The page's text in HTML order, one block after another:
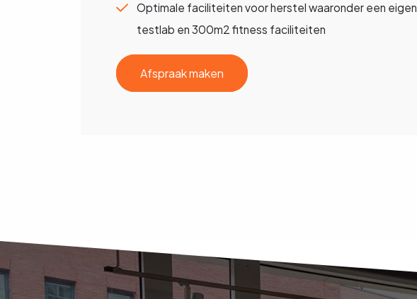
Optimale faciliteiten voor herstel waaronder een eigen
testlab en 300m2 fitness faciliteiten
Afspraak maken